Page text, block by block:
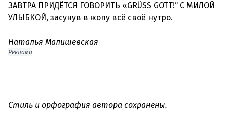
ЗАВТРА ПРИДЁТСЯ ГОВОРИТЬ «GRÜSS GOTT!“ С МИЛОЙ
УЛЫБКОЙ, засунув в жопу всё своё нутро.
Наталья Малишевская
Реклама
Стиль и орфография автора сохранены.